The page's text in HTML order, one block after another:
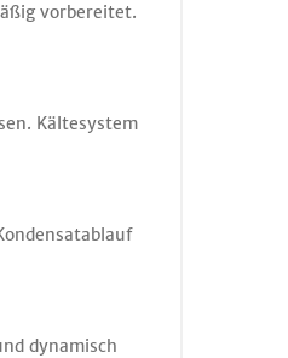
vorbereitet.
Kältesystem
dynamisch